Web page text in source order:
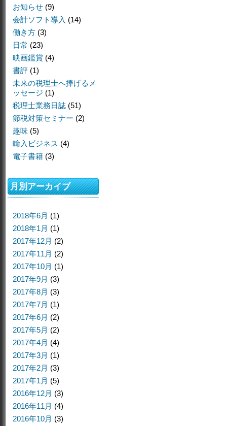
お知らせ (9)
会計ソフト導入 (14)
働き方 (3)
日常 (23)
映画鑑賞 (4)
書評 (1)
未来の税理士へ捧げるメ
ッセージ (1)
税理士業務日誌 (51)
節税対策セミナー (2)
趣味 (5)
輸入ビジネス (4)
電子書籍 (3)
月別アーカイブ
2018年6月 (1)
2018年1月 (1)
2017年12月 (2)
2017年11月 (2)
2017年10月 (1)
2017年9月 (3)
2017年8月 (3)
2017年7月 (1)
2017年6月 (2)
2017年5月 (2)
2017年4月 (4)
2017年3月 (1)
2017年2月 (3)
2017年1月 (5)
2016年12月 (3)
2016年11月 (4)
2016年10月 (3)